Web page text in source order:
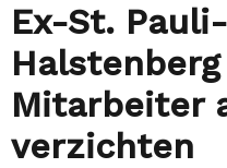
Ex-St.
Mitarbeiter
verzichten